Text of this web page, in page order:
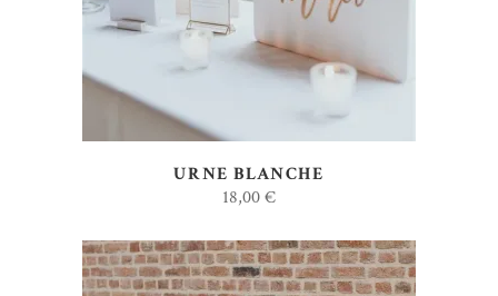
URNE BLANCHE
18,00€